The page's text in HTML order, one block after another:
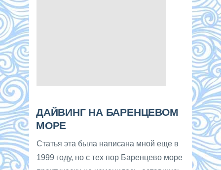
ДАЙВИНГ НА БАРЕНЦЕВОМ
МОРЕ
Статья эта была написана мной еще в
1999 году, но с тех пор Баренцево море